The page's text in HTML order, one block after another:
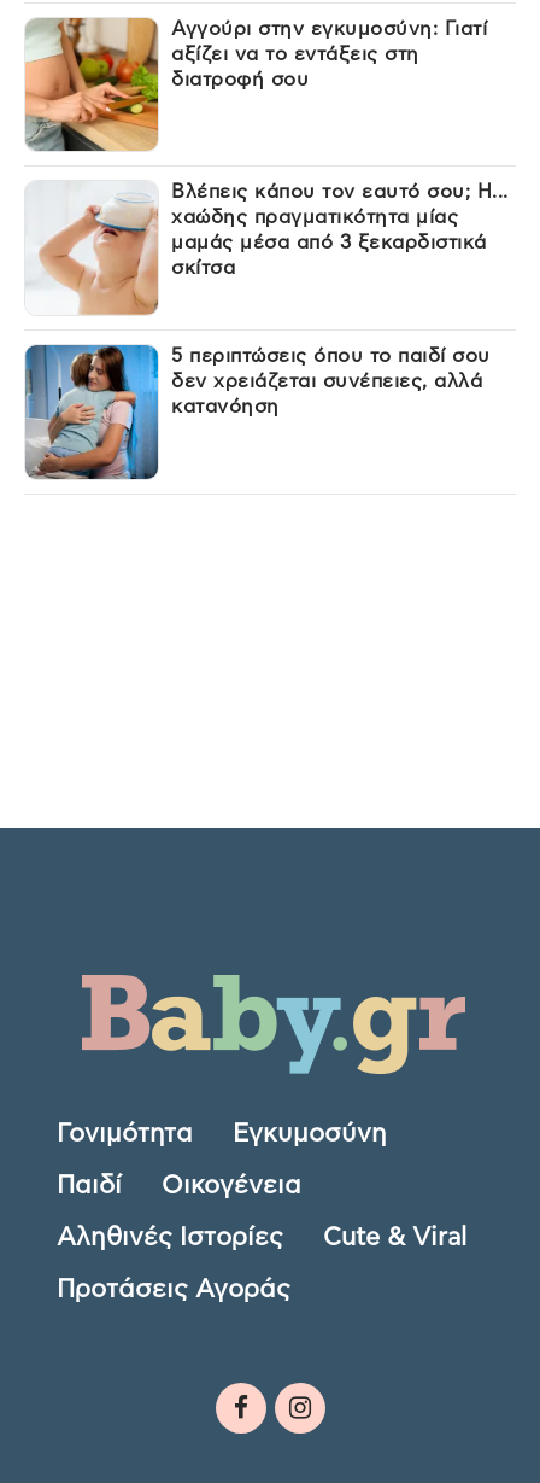
Αγγούρι στην εγκυμοσύνη: Γιατί
αξίζει να το εντάξεις στη
διατροφή σου
Βλέπεις κάπου τον εαυτό σου; Η...
χαώδης πραγματικότητα μίας
μαμάς μέσα από 3 ξεκαρδιστικά
σκίτσα
5 περιπτώσεις όπου το παιδί σου
δεν χρειάζεται συνέπειες, αλλά
κατανόηση
Γονιμότητα Εγκυμοσύνη
Παιδί Οικογένεια
Αληθινές Ιστορίες Cute & Viral
Προτάσεις Αγοράς